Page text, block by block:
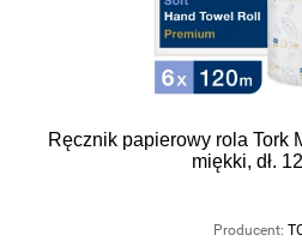
Ręcznik papierowy rola Tork
miękki, dł.
Producent: